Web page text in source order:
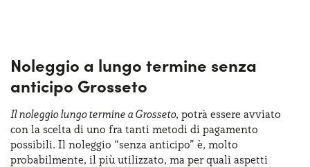
Noleggio a lungo termine senza
anticipo Grosseto
Il noleggio lungo termine a Grosseto, potrà essere avviato
con la scelta di uno fra tanti metodi di pagamento
possibili. Il noleggio “senza anticipo” è, molto
probabilmente, il più utilizzato, ma per quali aspetti